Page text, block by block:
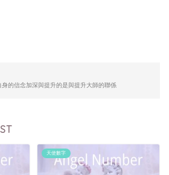
的信念加深與提升的是與提升大師的聯係
天使數字